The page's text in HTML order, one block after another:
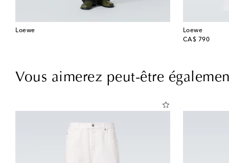
Loewe
Loewe
CA$ 790
original price
Vous aimerez peut-être